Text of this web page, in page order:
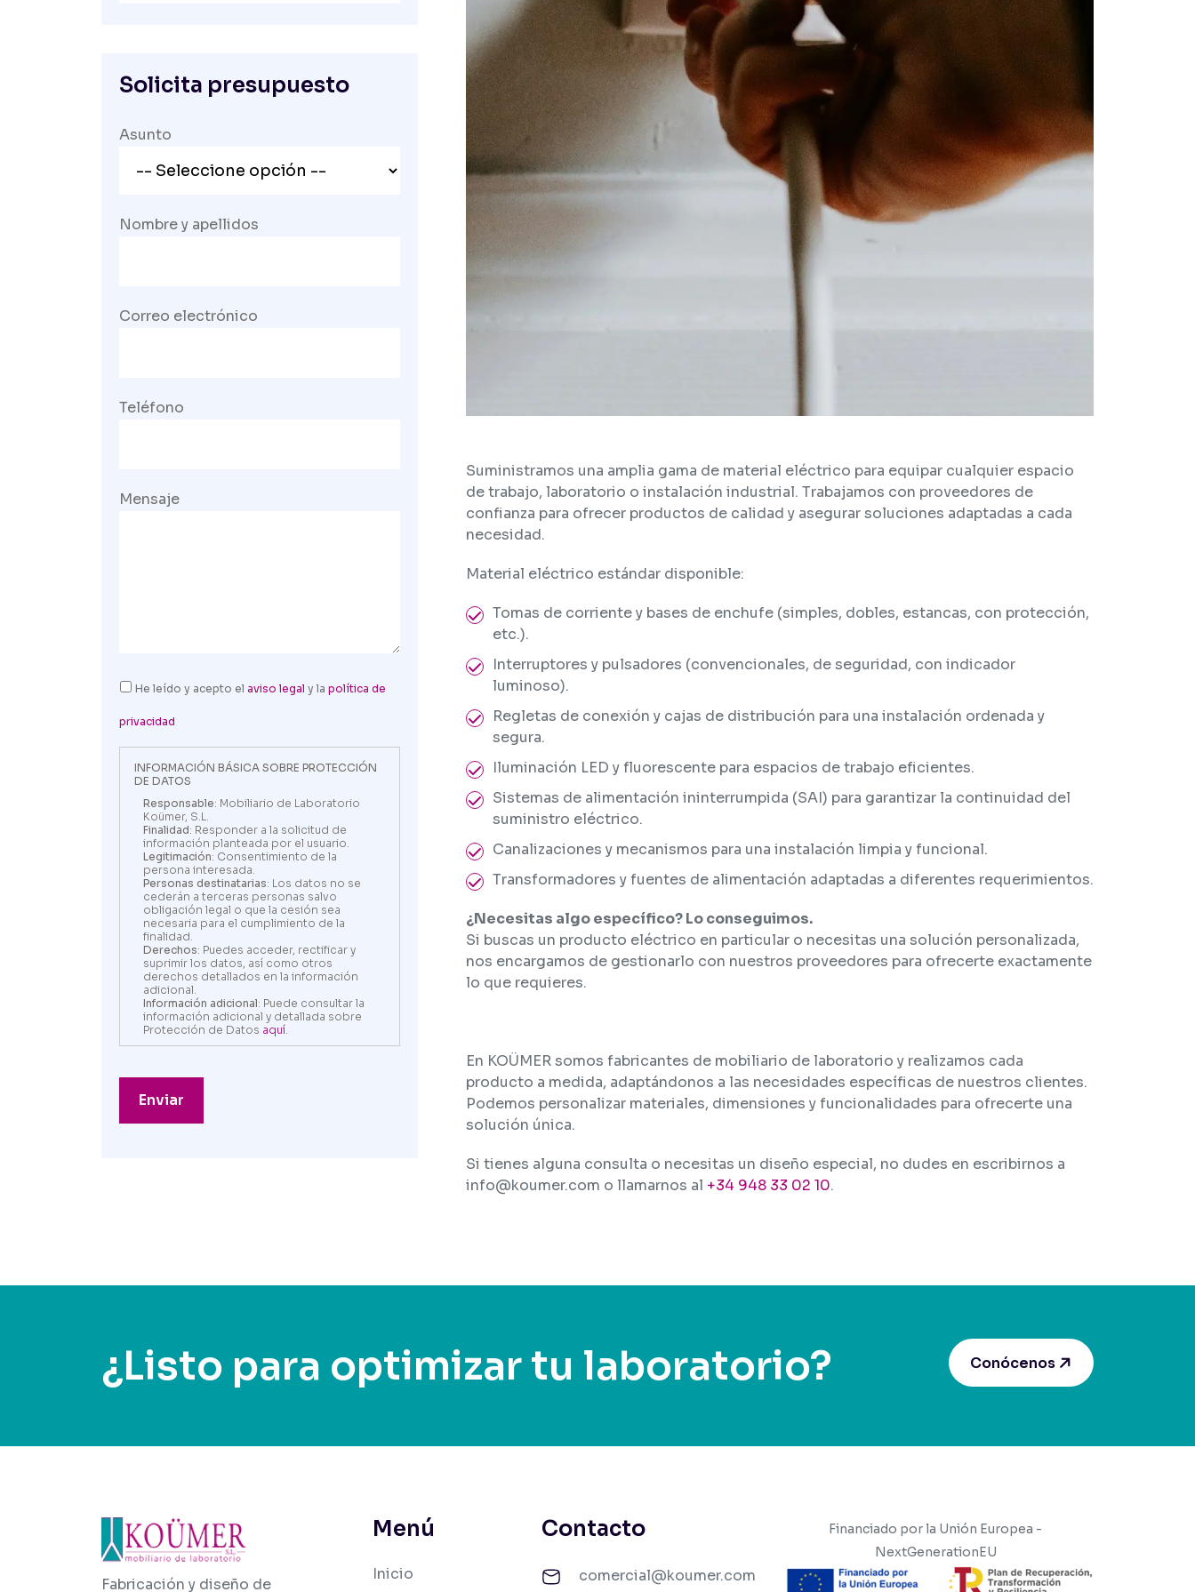
Solicita presupuesto
Asunto
Nombre y apellidos
Correo electrónico
Teléfono
Mensaje
He leído y acepto el aviso legal y la política de
privacidad
INFORMACIÓN BÁSICA SOBRE PROTECCIÓN
DE DATOS
Responsable: Mobiliario de Laboratorio
Koümer, S.L.
Finalidad: Responder a la solicitud de
información planteada por el usuario.
Legitimación: Consentimiento de la
persona interesada.
Personas destinatarias: Los datos no se
cederán a terceras personas salvo
obligación legal o que la cesión sea
necesaria para el cumplimiento de la
finalidad.
Derechos: Puedes acceder, rectificar y
suprimir los datos, así como otros
derechos detallados en la información
adicional.
Información adicional: Puede consultar la
información adicional y detallada sobre
Protección de Datos aquí.
Enviar
Suministramos una amplia gama de material eléctrico para equipar cualquier espacio
de trabajo, laboratorio o instalación industrial. Trabajamos con proveedores de
confianza para ofrecer productos de calidad y asegurar soluciones adaptadas a cada
necesidad.
Material eléctrico estándar disponible:
Tomas de corriente y bases de enchufe (simples, dobles, estancas, con protección,
etc.).
Interruptores y pulsadores (convencionales, de seguridad, con indicador
luminoso).
Regletas de conexión y cajas de distribución para una instalación ordenada y
segura.
Iluminación LED y fluorescente para espacios de trabajo eficientes.
Sistemas de alimentación ininterrumpida (SAI) para garantizar la continuidad del
suministro eléctrico.
Canalizaciones y mecanismos para una instalación limpia y funcional.
Transformadores y fuentes de alimentación adaptadas a diferentes requerimientos.
¿Necesitas algo específico? Lo conseguimos.
Si buscas un producto eléctrico en particular o necesitas una solución personalizada,
nos encargamos de gestionarlo con nuestros proveedores para ofrecerte exactamente
lo que requieres.
En KOÜMER somos fabricantes de mobiliario de laboratorio y realizamos cada
producto a medida, adaptándonos a las necesidades específicas de nuestros clientes.
Podemos personalizar materiales, dimensiones y funcionalidades para ofrecerte una
solución única.
Si tienes alguna consulta o necesitas un diseño especial, no dudes en escribirnos a
info@koumer.com o llamarnos al +34 948 33 02 10.
¿Listo para optimizar tu laboratorio? Conócenos
Fabricación y diseño de
Menú
Inicio
Contacto
comercial@koumer.com
Financiado por la Unión Europea -
NextGenerationEU